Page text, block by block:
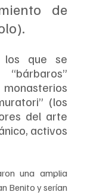
de
los que se
(los
del arte
activos
una amplia
Benito y serían